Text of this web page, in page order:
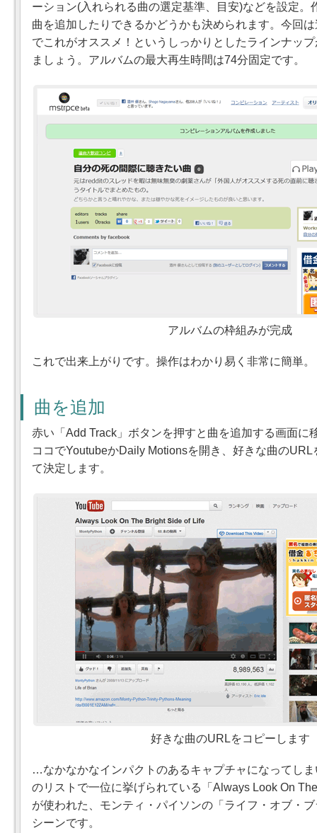
ーション(入れられる曲の選定基準、目安)などを設定。
曲を追加したりできるかどうかも決められます。今回
でこれがオススメ！というしっかりとしたラインナッ
ましょう。アルバムの最大再生時間は74分固定です。
アルバムの枠組みが完成
これで出来上がりです。操作はわかり易く非常に簡単。
曲を追加
赤い「Add Track」ボタンを押すと曲を追加する画面に
ココでYoutubeかDaily Motionsを開き、好きな曲の
て決定します。
好きな曲のURLをコピーします
…なかなかなインパクトのあるキャプチャになってし
のリストで一位に挙げられている「Always Look On
が使われた、モンティ・パイソンの「ライフ・オブ・
シーンです。